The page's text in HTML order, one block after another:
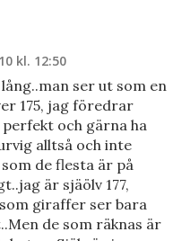
kl. 12:50
ser ut som en
175, jag föredrar
och gärna ha
alltså och inte
de flesta är på
är sjäölv 177,
giraffer ser bara
de som räknas är